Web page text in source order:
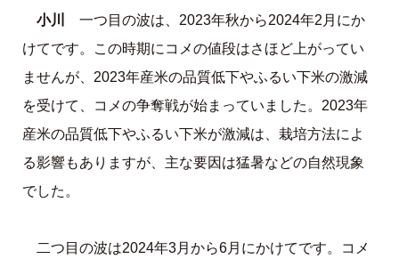
小川
一つ目の波は、2023年秋から2024年2月にか
けてです。この時期にコメの値段はさほど上がってい
ませんが、2023年産米の品質低下やふるい下米の激減
を受けて、コメの争奪戦が始まっていました。2023年
産米の品質低下やふるい下米が激減は、栽培方法によ
る影響もありますが、主な要因は猛暑などの自然現象
でした。
二つ目の波は2024年3月から6月にかけてです。コメ